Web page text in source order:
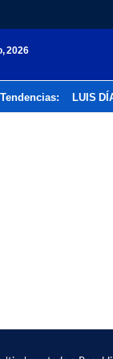
2026
Tendencias: LUIS